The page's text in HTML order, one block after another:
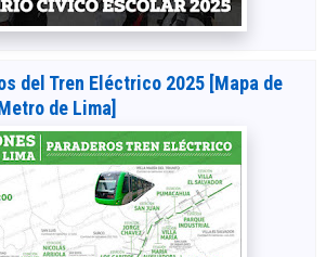
del Tren Eléctrico 2025 [Mapa de
de Lima]